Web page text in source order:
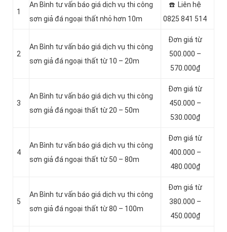
1
An Bình tư vấn báo giá dịch vụ thi công
sơn giả đá ngoại thất nhỏ hơn 10m
☎️ Liên hệ
0825 841 514
2
An Bình tư vấn báo giá dịch vụ thi công
sơn giả đá ngoại thất từ 10 – 20m
Đơn giá từ
500.000 –
570.000₫
3
An Bình tư vấn báo giá dịch vụ thi công
sơn giả đá ngoại thất từ 20 – 50m
Đơn giá từ
450.000 –
530.000₫
4
An Bình tư vấn báo giá dịch vụ thi công
sơn giả đá ngoại thất từ 50 – 80m
Đơn giá từ
400.000 –
480.000₫
5
An Bình tư vấn báo giá dịch vụ thi công
sơn giả đá ngoại thất từ 80 – 100m
Đơn giá từ
380.000 –
450.000₫